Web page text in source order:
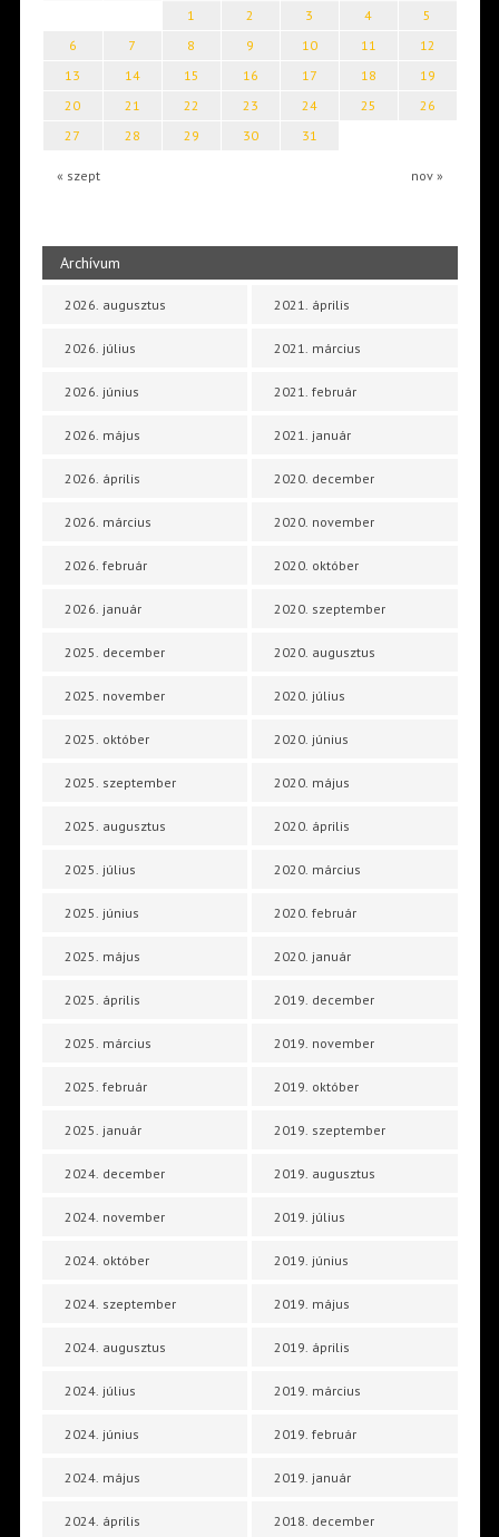
« szept nov »
1 2 3 4
5
6
7 8 9 10 11
12
13
14 15 16 17 18
19
20
21 22 23 24 25
26
27
28 29 30 31
Archívum
2026. augusztus
2026. július
2026. június
2026. május
2026. április
2026. március
2026. február
2026. január
2025. december
2025. november
2025. október
2025. szeptember
2025. augusztus
2025. július
2025. június
2025. május
2025. április
2025. március
2025. február
2025. január
2024. december
2024. november
2024. október
2024. szeptember
2024. augusztus
2024. július
2024. június
2024. május
2024. április
2021. április
2021. március
2021. február
2021. január
2020. december
2020. november
2020. október
2020. szeptember
2020. augusztus
2020. július
2020. június
2020. május
2020. április
2020. március
2020. február
2020. január
2019. december
2019. november
2019. október
2019. szeptember
2019. augusztus
2019. július
2019. június
2019. május
2019. április
2019. március
2019. február
2019. január
2018. december